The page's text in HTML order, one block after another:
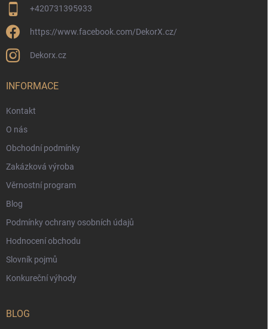
+420731395933
https://www.facebook.com/DekorX.cz/
Dekorx.cz
INFORMACE
Kontakt
O nás
Obchodní podmínky
Zakázková výroba
Věrnostní program
Blog
Podmínky ochrany osobních údajů
Hodnocení obchodu
Slovník pojmů
Konkureční výhody
BLOG